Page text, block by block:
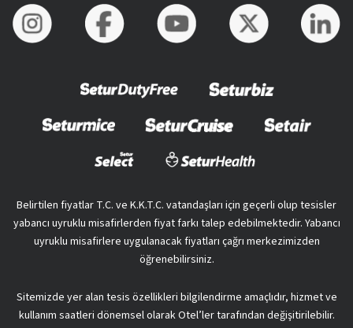
Belirtilen fiyatlar T.C. ve K.K.T.C. vatandaşları için geçerli olup tesisler
yabancı uyruklu misafirlerden fiyat farkı talep edebilmektedir. Yabancı
uyruklu misafirlere uygulanacak fiyatları çağrı merkezimizden
öğrenebilirsiniz.
Sitemizde yer alan tesis özellikleri bilgilendirme amaçlıdır, hizmet ve
kullanım saatleri dönemsel olarak Otel’ler tarafından değişitirilebilir.